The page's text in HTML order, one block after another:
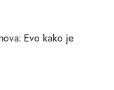
Evo kako je